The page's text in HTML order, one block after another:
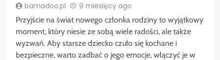
bamadoo.pl 9 miesięcy ago
Przyjście na świat nowego członka rodziny to wyjątkowy
moment, który niesie ze sobą wiele radości, ale także
wyzwań. Aby starsze dziecko czuło się kochane i
bezpieczne, warto zadbać o jego emocje, włączyć je w